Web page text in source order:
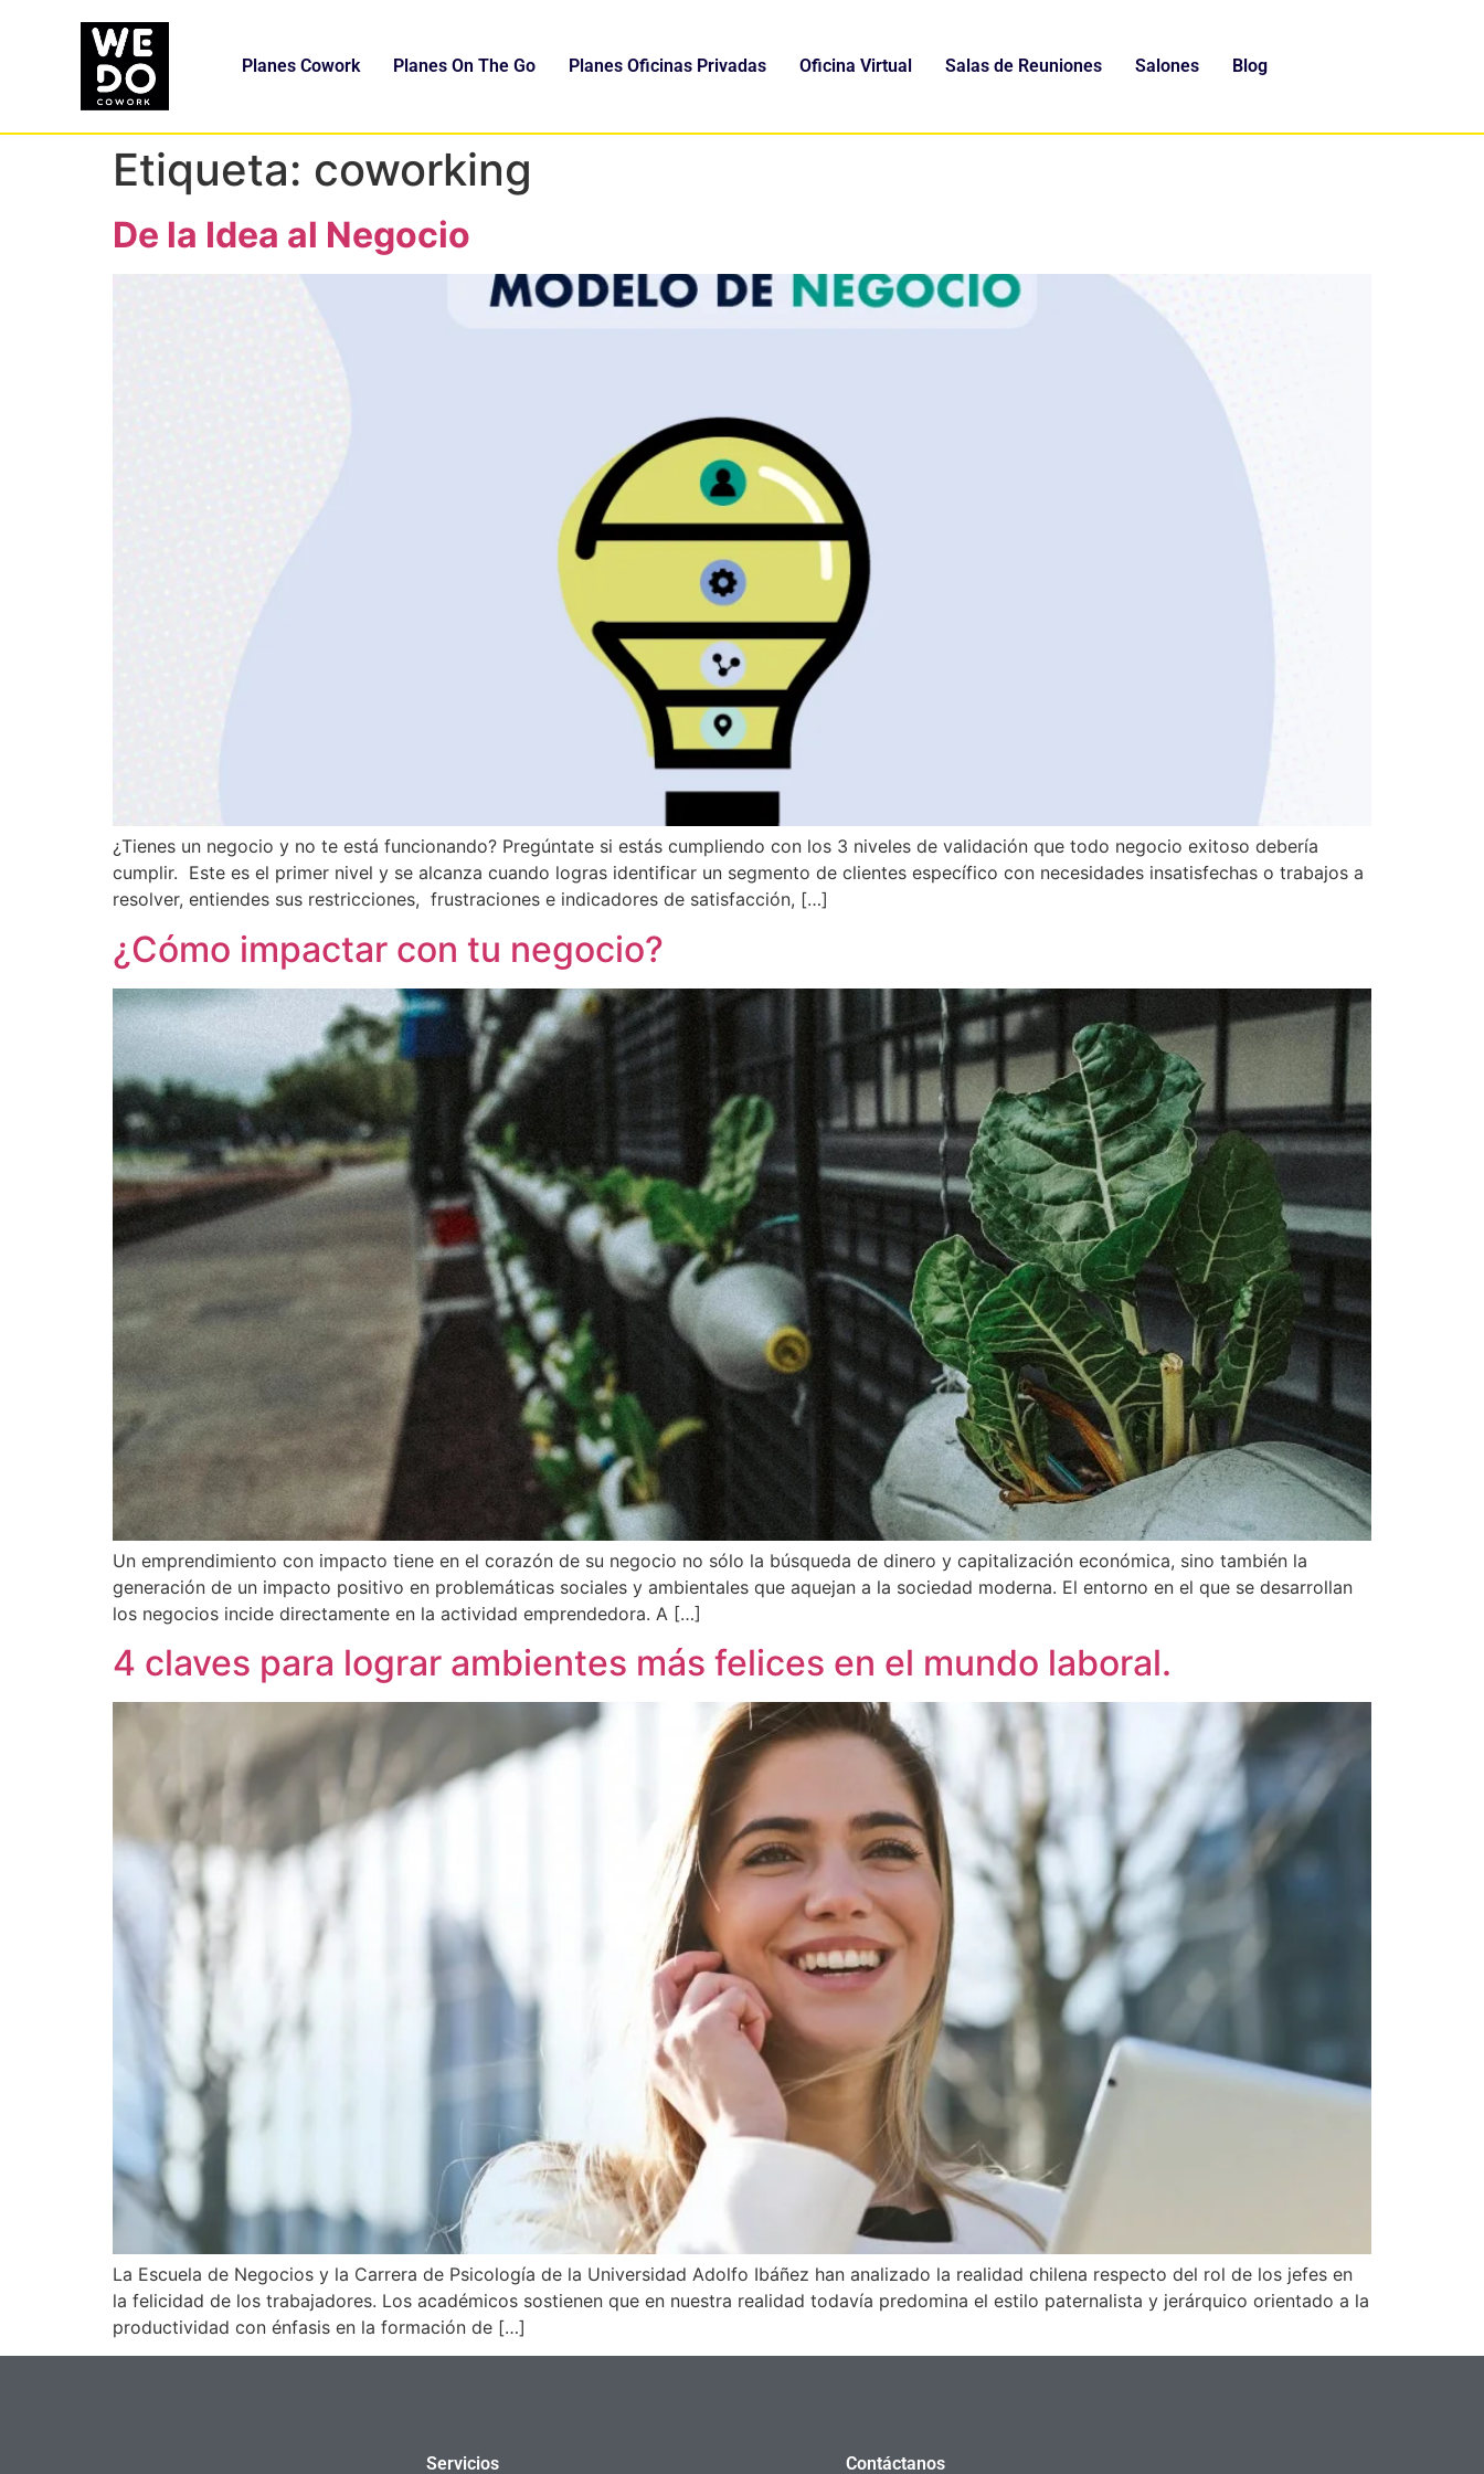
Planes Cowork Planes On The Go Planes Oficinas Privadas Oficina Virtual Salas de Reuniones Salones Blog
Etiqueta: coworking
De la Idea al Negocio
¿Tienes un negocio y no te está funcionando? Pregúntate si estás cumpliendo con los 3 niveles de validación que todo negocio exitoso debería
cumplir. Este es el primer nivel y se alcanza cuando logras identificar un segmento de clientes específico con necesidades insatisfechas o trabajos a
resolver, entiendes sus restricciones, frustraciones e indicadores de satisfacción, […]
¿Cómo impactar con tu negocio?
Un emprendimiento con impacto tiene en el corazón de su negocio no sólo la búsqueda de dinero y capitalización económica, sino también la
generación de un impacto positivo en problemáticas sociales y ambientales que aquejan a la sociedad moderna. El entorno en el que se desarrollan
los negocios incide directamente en la actividad emprendedora. A […]
4 claves para lograr ambientes más felices en el mundo laboral.
La Escuela de Negocios y la Carrera de Psicología de la Universidad Adolfo Ibáñez han analizado la realidad chilena respecto del rol de los jefes en
la felicidad de los trabajadores. Los académicos sostienen que en nuestra realidad todavía predomina el estilo paternalista y jerárquico orientado a la
productividad con énfasis en la formación de […]
Servicios Contáctanos